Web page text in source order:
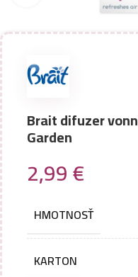
Brait difuzer
Garden
2,99€
HMOTNOSŤ
KARTON